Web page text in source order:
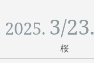
2025. 3/23.
桜